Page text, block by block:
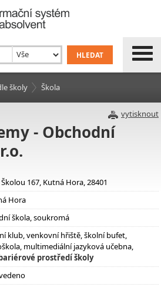
školy Škola
vytisknout
- Obchodní
167, Kutná Hora, 28401
Hora
škola, soukromá
klub, venkovní hřiště, školní bufet,
multimediální jazyková učebna,
prostředí školy